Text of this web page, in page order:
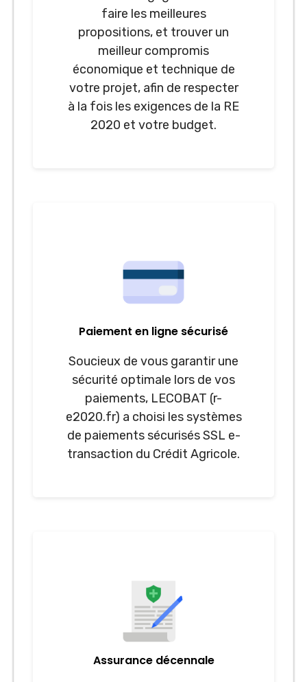
faire les meilleures
propositions, et trouver un
meilleur compromis
économique et technique de
votre projet, afin de respecter
à la fois les exigences de la RE
2020 et votre budget.
Paiement en ligne sécurisé
Soucieux de vous garantir une
sécurité optimale lors de vos
paiements, LECOBAT (r-
e2020.fr) a choisi les systèmes
de paiements sécurisés SSL e-
transaction du Crédit Agricole.
Assurance décennale